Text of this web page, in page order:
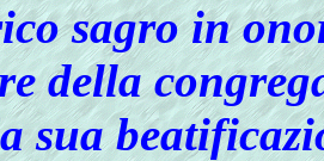
sagro in
della
sua